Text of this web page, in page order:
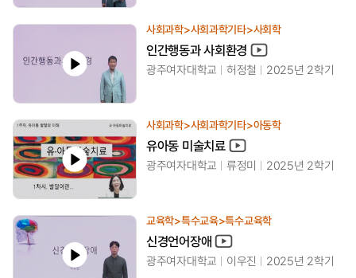
사회과학>사회과학기타>사회학
인간행동과 사회환경
광주여자대학교 허정철 2025년 2학기
사회과학>사회과학기타>아동학
유아동 미술치료
광주여자대학교 류정미 2025년 2학기
교육학>특수교육>특수교육학
신경언어장애
광주여자대학교 이우진 2025년 2학기